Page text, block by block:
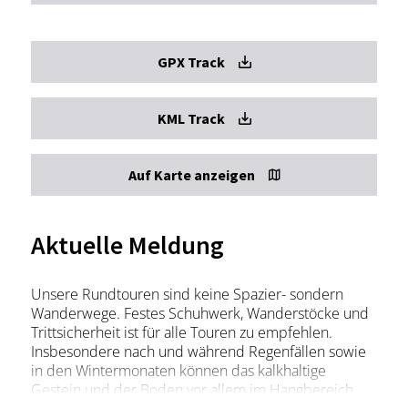
GPX Track
KML Track
Auf Karte anzeigen
Aktuelle Meldung
Unsere Rundtouren sind keine Spazier- sondern
Wanderwege. Festes Schuhwerk, Wanderstöcke und
Trittsicherheit ist für alle Touren zu empfehlen.
Insbesondere nach und während Regenfällen sowie
in den Wintermonaten können das kalkhaltige
Gestein und der Boden vor allem im Hangbereich